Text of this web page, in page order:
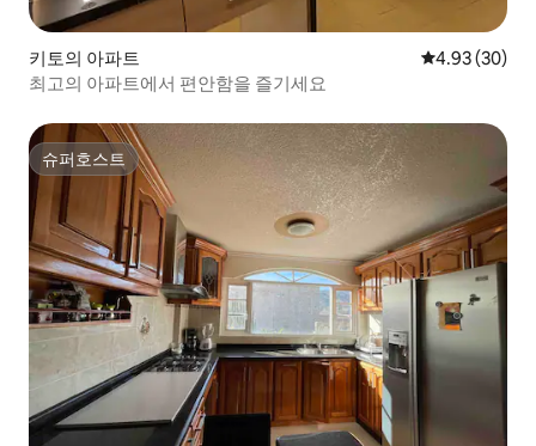
키토의 아파트 평점 4.93점(5
4.93 (30)
최고의 아파트에서 편안함을 즐기세요
슈퍼호스트
슈퍼호스트